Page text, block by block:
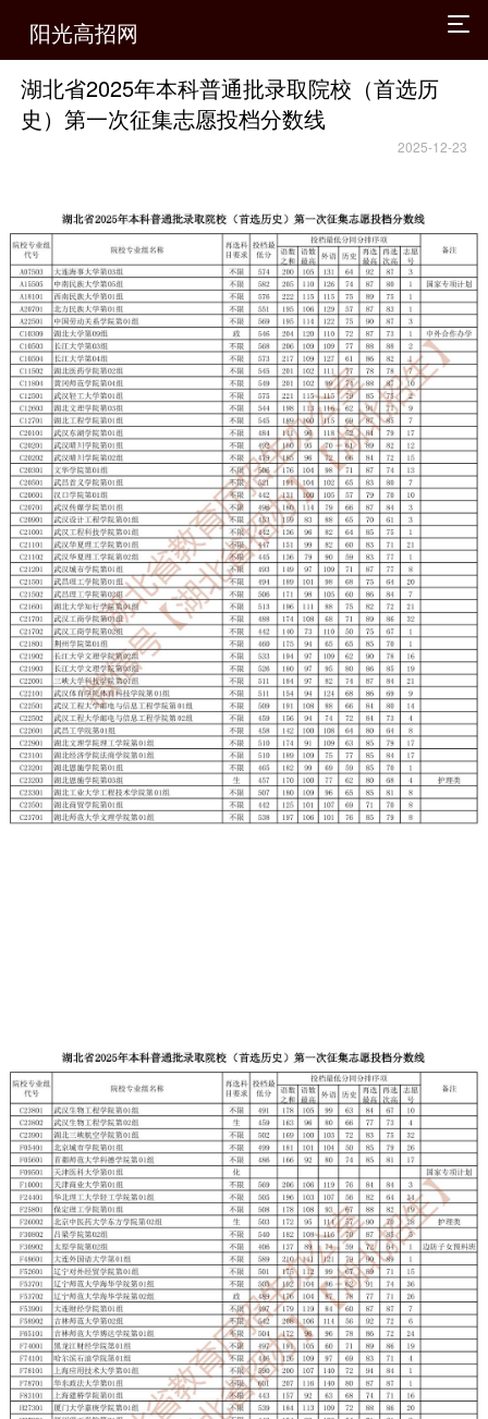
阳光高招网
湖北省2025年本科普通批录取院校（首选历
史）第一次征集志愿投档分数线
2025-12-23